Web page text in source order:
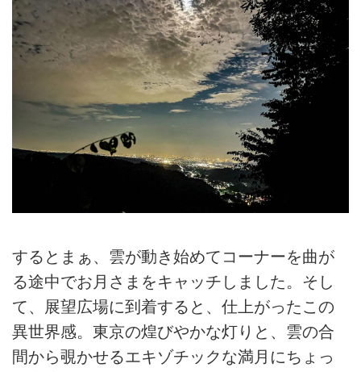
するとまぁ、雲が動き始めてコーナーを曲が
る途中でお月さまをキャッチしました。そし
て、展望広場に到着すると、仕上がったこの
異世界感。東京の煌びやかな灯りと、雲の合
間から覗かせるエキゾチックな満月にちょっ